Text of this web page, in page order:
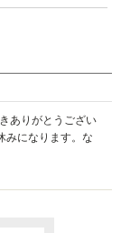
ありがとうござい
みになります。な